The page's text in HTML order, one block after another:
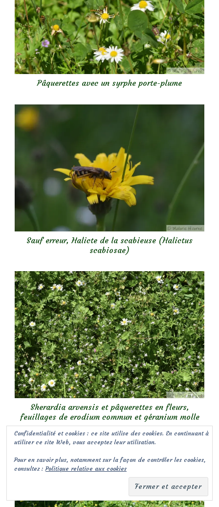
Pâquerettes avec un syrphe porte-plume
Sauf erreur, Halicte de la scabieuse (Halictus
scabiosae)
Sherardia arvensis et pâquerettes en fleurs,
feuillages de erodium commun et géranium molle
Confidentialité et cookies : ce site utilise des cookies. En continuant à
utiliser ce site Web, vous acceptez leur utilisation.
Pour en savoir plus, notamment sur la façon de contrôler les cookies,
consultez :Politique relative aux cookies